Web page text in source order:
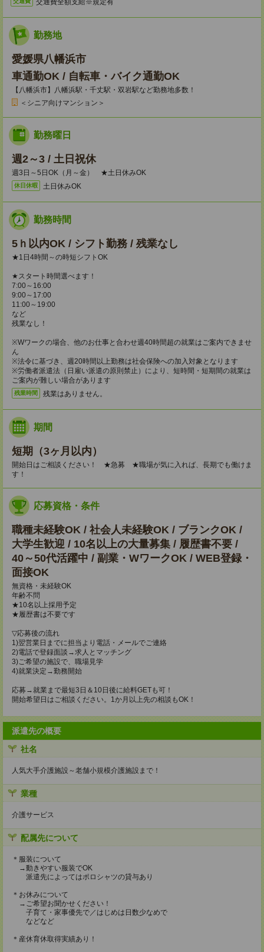
勤務地
愛媛県八幡浜市
車通勤OK / 自転車・バイク通勤OK
【八幡浜市】八幡浜駅・千丈駅・双岩駅など勤務地多数！
＜シニア向けマンション＞
勤務曜日
週2～3 / 土日祝休
週3日～5日OK（月～金） ★土日休みOK
休日休暇 土日休みOK
勤務時間
5ｈ以内OK / シフト勤務 / 残業なし
★1日4時間～の時短シフトOK
★スタート時間選べます！
7:00～16:00
9:00～17:00
11:00～19:00
など
残業なし！
※Wワークの場合、他のお仕事と合わせ週40時間超の就業はご案内できませ
ん
※法令に基づき、週20時間以上勤務は社会保険への加入対象となります
※労働者派遣法（日雇い派遣の原則禁止）により、短時間・短期間の就業は
ご案内が難しい場合があります
残業時間 残業はありません。
期間
短期（3ヶ月以内）
開始日はご相談ください！ ★急募 ★職場が気に入れば、長期でも働けま
す！
応募資格・条件
職種未経験OK / 社会人未経験OK / ブランクOK /
大学生歓迎 / 10名以上の大量募集 / 履歴書不要 /
40～50代活躍中 / 副業・WワークOK / WEB登録・
面接OK
無資格・未経験OK
年齢不問
★10名以上採用予定
★履歴書は不要です
▽応募後の流れ
1)翌営業日までに担当より電話・メールでご連絡
2)電話で登録面談→求人とマッチング
3)ご希望の施設で、職場見学
4)就業決定→勤務開始
応募→就業まで最短3日＆10日後に給料GETも可！
開始希望日はご相談ください。1か月以上先の相談もOK！
派遣先の概要
社名
人気大手介護施設～老舗小規模介護施設まで！
業種
介護サービス
配属先について
＊服装について
→動きやすい服装でOK
派遣先によってはポロシャツの貸与あり
＊お休みについて
→ご希望お聞かせください！
子育て・家事優先で／はじめは日数少なめで
などなど
＊産休育休取得実績あり！